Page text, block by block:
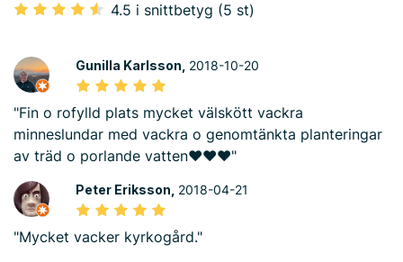
4.5 i snittbetyg (5 st)
Gunilla Karlsson, 2018-10-20
"Fin o rofylld plats mycket välskött vackra
minneslundar med vackra o genomtänkta planteringar
av träd o porlande vatten❤❤❤"
Peter Eriksson, 2018-04-21
"Mycket vacker kyrkogård."